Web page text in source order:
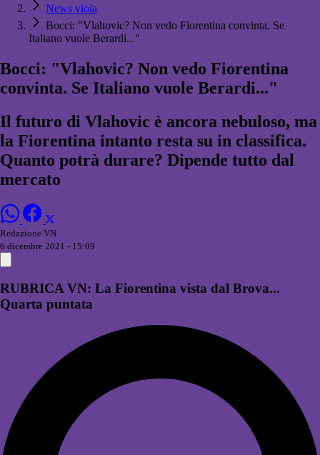
News viola
Bocci: "Vlahovic? Non vedo Fiorentina convinta. Se
Italiano vuole Berardi..."
Bocci: "Vlahovic? Non vedo Fiorentina
convinta. Se Italiano vuole Berardi..."
Il futuro di Vlahovic è ancora nebuloso, ma
la Fiorentina intanto resta su in classifica.
Quanto potrà durare? Dipende tutto dal
mercato
Redazione VN
6 dicembre 2021 - 15:09
RUBRICA VN: La Fiorentina vista dal Brova...
Quarta puntata